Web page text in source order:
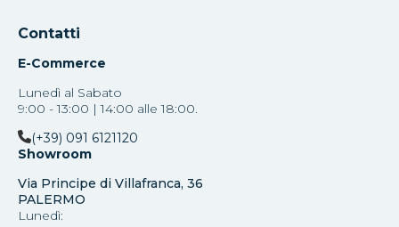
Contatti
E-Commerce
Lunedì al Sabato
9:00 - 13:00 | 14:00 alle 18:00.
(+39) 091 6121120
Showroom
Via Principe di Villafranca, 36
PALERMO
Lunedì: